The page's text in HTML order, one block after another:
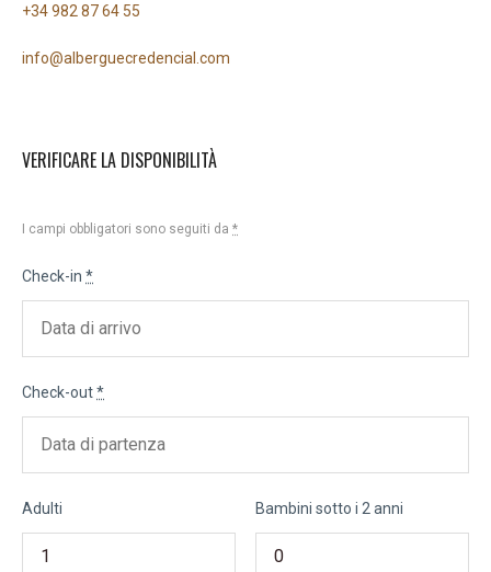
+34 982 87 64 55
info@alberguecredencial.com
VERIFICARE LA DISPONIBILITÀ
I campi obbligatori sono seguiti da *
Check-in *
Check-out*
Adulti Bambini sotto i 2 anni